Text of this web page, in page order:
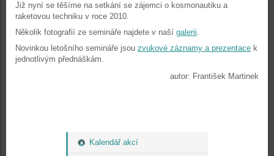
Kalendář akcí
Již nyní se těšíme na setkání se zájemci o kosmonautiku a
raketovou techniku v roce 2010.
Několik fotografií ze semináře najdete v naší galerii.
Novinkou letošního semináře jsou zvukové záznamy a prezentace k
jednotlivým přednáškám.
autor: František Martinek